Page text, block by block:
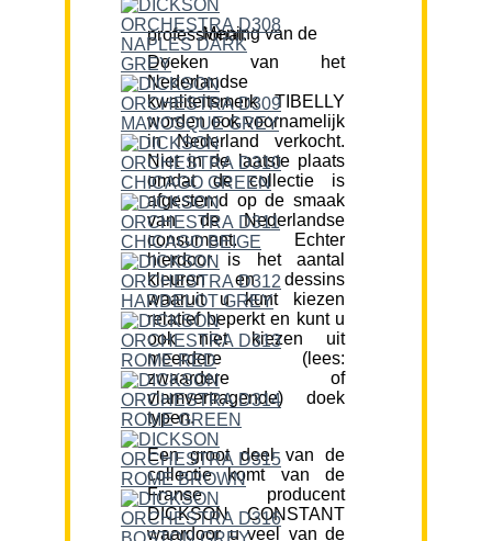
Mening van de professional:
Doeken van het
Nederlandse
kwaliteitsmerk TIBELLY
worden ook voornamelijk
in Nederland verkocht.
Niet in de laatste plaats
omdat de collectie is
afgestemd op de smaak
van de Nederlandse
consument. Echter
hierdoor is het aantal
kleuren en dessins
waaruit u kunt kiezen
relatief beperkt en kunt u
ook niet kiezen uit
meerdere (lees:
zwaardere of
vlamvertragende) doek
typen.
Een groot deel van de
collectie komt van de
Franse producent
DICKSON CONSTANT
waardoor u veel van de